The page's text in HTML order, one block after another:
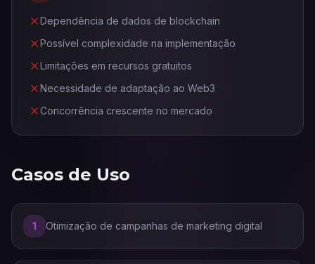
Dependência de dados de blockchain
Possível complexidade na implementação
Limitações em recursos gratuitos
Necessidade de adaptação ao Web3
Concorrência crescente no mercado
Casos de Uso
1 Otimização de campanhas de marketing digital